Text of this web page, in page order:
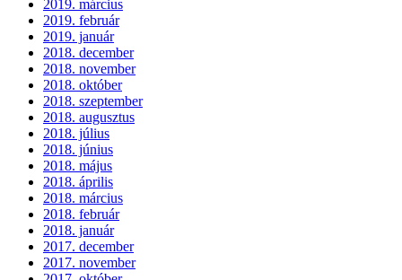
2019. március
2019. február
2019. január
2018. december
2018. november
2018. október
2018. szeptember
2018. augusztus
2018. július
2018. június
2018. május
2018. április
2018. március
2018. február
2018. január
2017. december
2017. november